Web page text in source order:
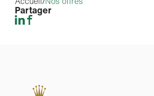
Partager